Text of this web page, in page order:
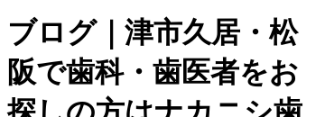
ブログ｜津市久居・松
阪で歯科・歯医者をお